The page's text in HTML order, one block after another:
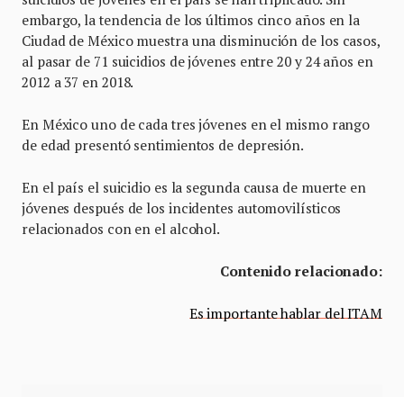
embargo, la tendencia de los últimos cinco años en la
Ciudad de México muestra una disminución de los casos,
al pasar de 71 suicidios de jóvenes entre 20 y 24 años en
2012 a 37 en 2018.
En México uno de cada tres jóvenes en el mismo rango
de edad presentó sentimientos de depresión.
En el país el suicidio es la segunda causa de muerte en
jóvenes después de los incidentes automovilísticos
relacionados con en el alcohol.
Contenido relacionado:
Es importante hablar del ITAM